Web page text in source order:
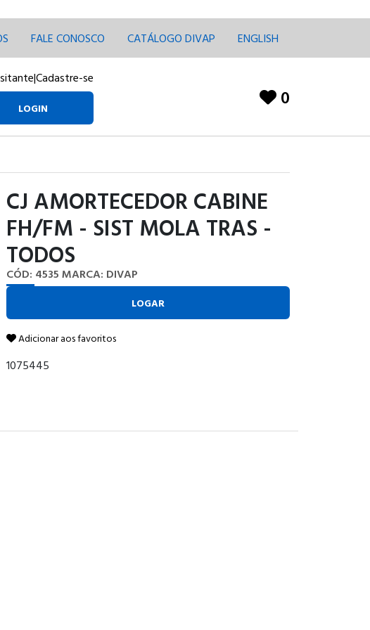
FALE CONOSCO CATÁLOGO DIVAP ENGLISH
|Cadastre-se
LOGIN 0
CJ AMORTECEDOR CABINE
FH/FM - SIST MOLA TRAS -
TODOS
CÓD: 4535 MARCA: DIVAP
LOGAR
Adicionar aos favoritos
1075445